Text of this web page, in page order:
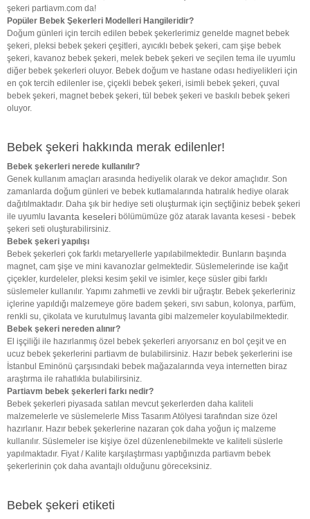
şekeri partiavm.com da!
Popüler Bebek Şekerleri Modelleri Hangileridir?
Doğum günleri için tercih edilen bebek şekerlerimiz genelde magnet bebek
şekeri, pleksi bebek şekeri çeşitleri, ayıcıklı bebek şekeri, cam şişe bebek
şekeri, kavanoz bebek şekeri, melek bebek şekeri ve seçilen tema ile uyumlu
diğer bebek şekerleri oluyor. Bebek doğum ve hastane odası hediyelikleri için
en çok tercih edilenler ise, çiçekli bebek şekeri, isimli bebek şekeri, çuval
bebek şekeri, magnet bebek şekeri, tül bebek şekeri ve baskılı bebek şekeri
oluyor.
Bebek şekeri hakkında merak edilenler!
Bebek şekerleri nerede kullanılır?
Genek kullanım amaçları arasında hediyelik olarak ve dekor amaçlıdır. Son
zamanlarda doğum günleri ve bebek kutlamalarında hatıralık hediye olarak
dağıtılmaktadır. Daha şık bir hediye seti oluşturmak için seçtiğiniz bebek şekeri
ile uyumlu lavanta keseleri bölümümüze göz atarak lavanta kesesi - bebek
şekeri seti oluşturabilirsiniz.
Bebek şekeri yapılışı
Bebek şekerleri çok farklı metaryellerle yapılabilmektedir. Bunların başında
magnet, cam şişe ve mini kavanozlar gelmektedir. Süslemelerinde ise kağıt
çiçekler, kurdeleler, pleksi kesim şekil ve isimler, keçe süsler gibi farklı
süslemeler kullanılır. Yapımı zahmetli ve zevkli bir uğraştır. Bebek şekerleriniz
içlerine yapıldığı malzemeye göre badem şekeri, sıvı sabun, kolonya, parfüm,
renkli su, çikolata ve kurutulmuş lavanta gibi malzemeler koyulabilmektedir.
Bebek şekeri nereden alınır?
El işçiliği ile hazırlanmış özel bebek şekerleri arıyorsanız en bol çeşit ve en
ucuz bebek şekerlerini partiavm de bulabilirsiniz. Hazır bebek şekerlerini ise
İstanbul Eminönü çarşısındaki bebek mağazalarında veya internetten biraz
araştırma ile rahatlıkla bulabilirsiniz.
Partiavm bebek şekerleri farkı nedir?
Bebek şekerleri piyasada satılan mevcut şekerlerden daha kaliteli
malzemelerle ve süslemelerle Miss Tasarım Atölyesi tarafından size özel
hazırlanır. Hazır bebek şekerlerine nazaran çok daha yoğun iç malzeme
kullanılır. Süslemeler ise kişiye özel düzenlenebilmekte ve kaliteli süslerle
yapılmaktadır. Fiyat / Kalite karşılaştırması yaptığınızda partiavm bebek
şekerlerinin çok daha avantajlı olduğunu göreceksiniz.
Bebek şekeri etiketi